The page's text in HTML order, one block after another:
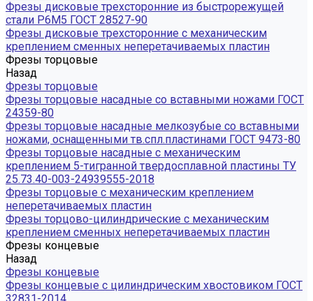
Фрезы дисковые трехсторонние из быстрорежущей
стали Р6М5 ГОСТ 28527-90
Фрезы дисковые трехсторонние с механическим
креплением сменных неперетачиваемых пластин
Фрезы торцовые
Назад
Фрезы торцовые
Фрезы торцовые насадные со вставными ножами ГОСТ
24359-80
Фрезы торцовые насадные мелкозубые со вставными
ножами, оснащенными тв.спл.пластинами ГОСТ 9473-80
Фрезы торцовые насадные с механическим
креплением 5-тигранной твердосплавной пластины ТУ
25.73.40-003-24939555-2018
Фрезы торцовые с механическим креплением
неперетачиваемых пластин
Фрезы торцово-цилиндрические с механическим
креплением сменных неперетачиваемых пластин
Фрезы концевые
Назад
Фрезы концевые
Фрезы концевые с цилиндрическим хвостовиком ГОСТ
32831-2014